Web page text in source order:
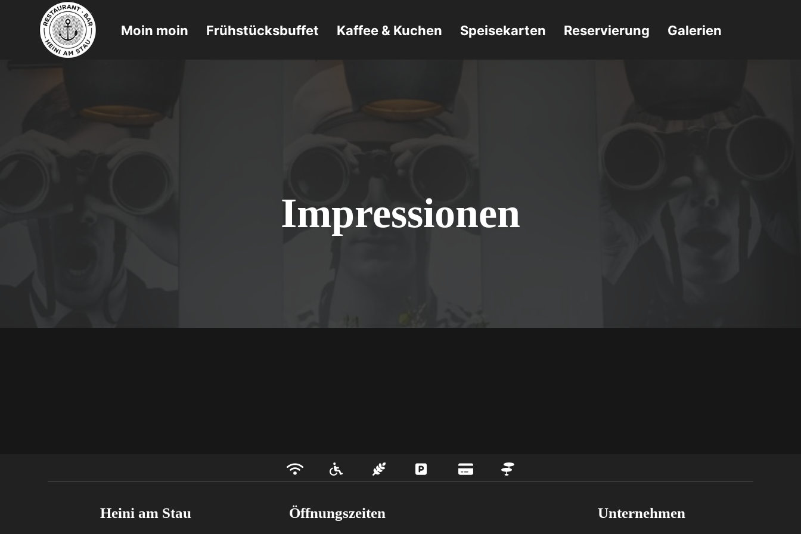
Moin moin Frühstücksbuffet Kaffee & Kuchen Speisekarten Reservierung Galerien
Impressionen
Heini am Stau Öffnungszeiten Unternehmen